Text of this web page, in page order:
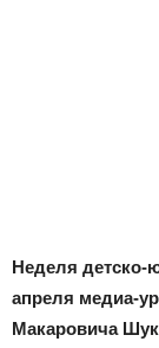
Неделя детско-
апреля медиа-
Макаровича